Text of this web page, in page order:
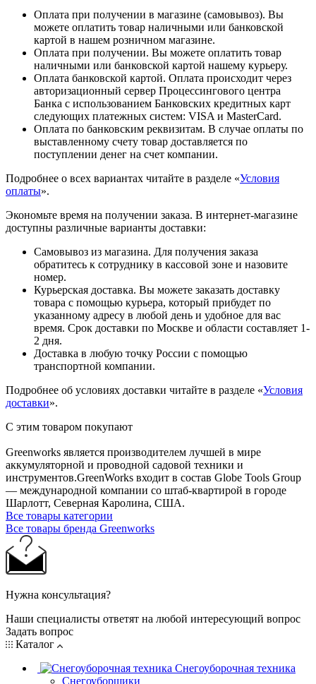
Оплата при получении в магазине (самовывоз). Вы
можете оплатить товар наличными или банковской
картой в нашем розничном магазине.
Оплата при получении. Вы можете оплатить товар
наличными или банковской картой нашему курьеру.
Оплата банковской картой. Оплата происходит через
авторизационный сервер Процессингового центра
Банка с использованием Банковских кредитных карт
следующих платежных систем: VISA и MasterCard.
Оплата по банковским реквизитам. В случае оплаты по
выставленному счету товар доставляется по
поступлении денег на счет компании.
Подробнее о всех вариантах читайте в разделе «Условия
оплаты».
Экономьте время на получении заказа. В интернет-магазине
доступны различные варианты доставки:
Самовывоз из магазина. Для получения заказа
обратитесь к сотруднику в кассовой зоне и назовите
номер.
Курьерская доставка. Вы можете заказать доставку
товара с помощью курьера, который прибудет по
указанному адресу в любой день и удобное для вас
время. Срок доставки по Москве и области составляет 1-
2 дня.
Доставка в любую точку России с помощью
транспортной компании.
Подробнее об условиях доставки читайте в разделе «Условия
доставки».
С этим товаром покупают
Greenworks является производителем лучшей в мире
аккумуляторной и проводной садовой техники и
инструментов.GreenWorks входит в состав Globe Tools Group
— международной компании со штаб-квартирой в городе
Шарлотт, Северная Каролина, США.
Все товары категории
Все товары бренда Greenworks
Нужна консультация?
Наши специалисты ответят на любой интересующий вопрос
Задать вопрос
Каталог
Снегоуборочная техника
Снегоуборщики